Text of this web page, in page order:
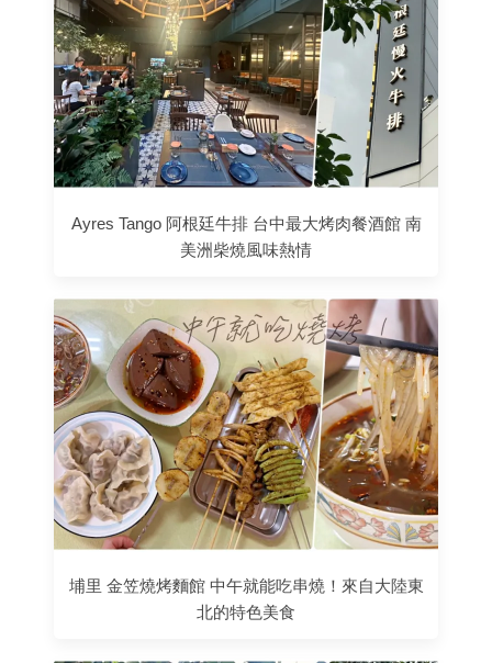
Ayres Tango 阿根廷牛排 台中最大烤肉餐酒館 南
美洲柴燒風味熱情
埔里 金笠燒烤麵館 中午就能吃串燒！來自大陸東
北的特色美食